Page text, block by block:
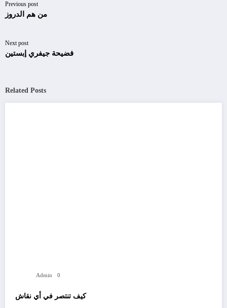
Previous post
من هم الدروز
Next post
فضيحة جيفري إبستين
Related Posts
Admin 0
كيف تنتصر في أي نقاش